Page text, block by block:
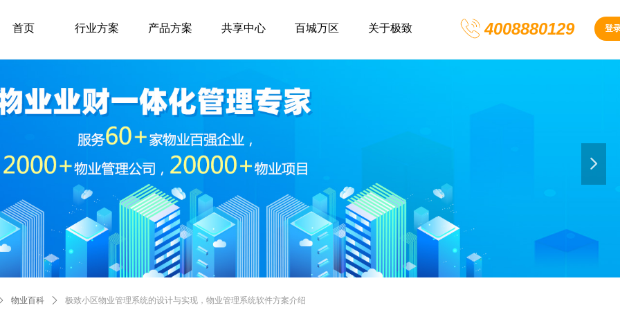
4008880129 登
首页 行业方案 产品方案 共享中心 百城万区 关于极致
넲
物业百科 ꄲ 极致小区物业管理系统的设计与实现，物业管理系统软件方案介绍